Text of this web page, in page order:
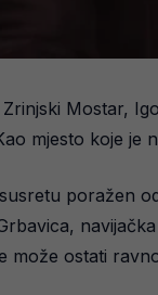
Mostar,
mjesto koje je
poražen
može ostati